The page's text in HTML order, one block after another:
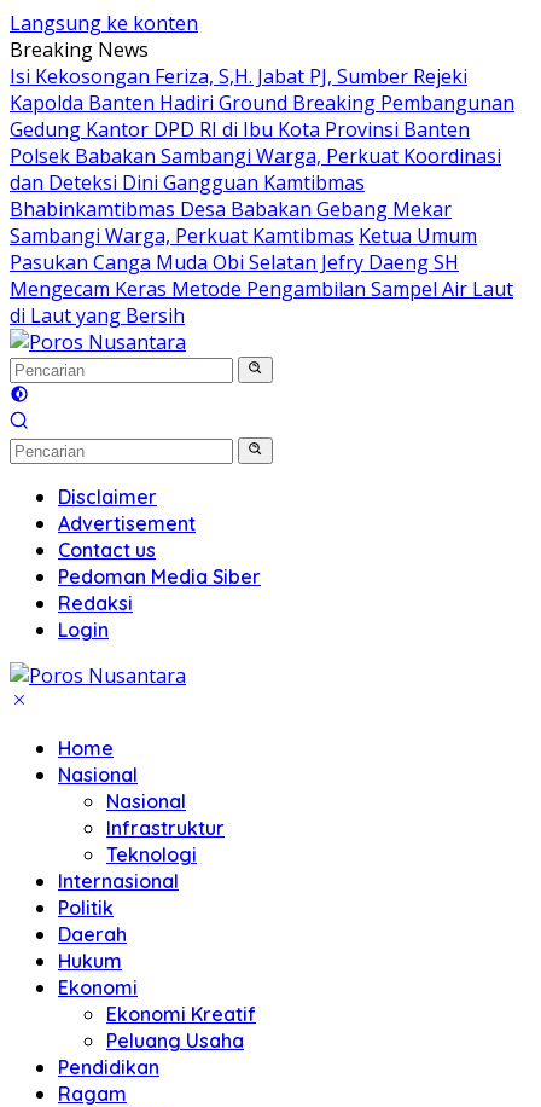
Langsung ke konten
Breaking News
Isi Kekosongan Feriza, S,H. Jabat PJ, Sumber Rejeki
Kapolda Banten Hadiri Ground Breaking Pembangunan
Gedung Kantor DPD RI di Ibu Kota Provinsi Banten
Polsek Babakan Sambangi Warga, Perkuat Koordinasi
dan Deteksi Dini Gangguan Kamtibmas
Bhabinkamtibmas Desa Babakan Gebang Mekar
Sambangi Warga, Perkuat Kamtibmas Ketua Umum
Pasukan Canga Muda Obi Selatan Jefry Daeng SH
Mengecam Keras Metode Pengambilan Sampel Air Laut
di Laut yang Bersih
Disclaimer
Advertisement
Contact us
Pedoman Media Siber
Redaksi
Login
Home
Nasional
Nasional
Infrastruktur
Teknologi
Internasional
Politik
Daerah
Hukum
Ekonomi
Ekonomi Kreatif
Peluang Usaha
Pendidikan
Ragam